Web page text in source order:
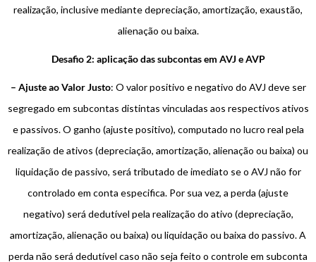
realização, inclusive mediante depreciação, amortização, exaustão,
alienação ou baixa.
Desafio 2: aplicação das subcontas em AVJ e AVP
– Ajuste ao Valor Justo: O valor positivo e negativo do AVJ deve ser
segregado em subcontas distintas vinculadas aos respectivos ativos
e passivos. O ganho (ajuste positivo), computado no lucro real pela
realização de ativos (depreciação, amortização, alienação ou baixa) ou
liquidação de passivo, será tributado de imediato se o AVJ não for
controlado em conta especifica. Por sua vez, a perda (ajuste
negativo) será dedutível pela realização do ativo (depreciação,
amortização, alienação ou baixa) ou liquidação ou baixa do passivo. A
perda não será dedutível caso não seja feito o controle em subconta